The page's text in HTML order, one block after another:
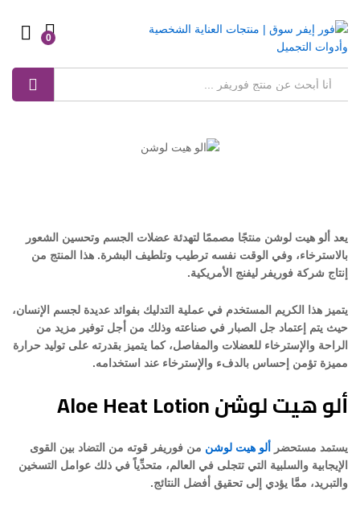
0
يعد ألو هيت لوشن منتجًا مصممًا لتهدئة عضلات الجسم وتحسين الشعور
بالاسترخاء، وفي الوقت نفسه ترطيب وتلطيف البشرة. هذا المنتج من
إنتاج شركة فوريفر ليفنج الأمريكية.
يتميز هذا الكريم المستخدم في عملية التدليك بفوائد عديدة لجسم الإنسان،
حيث يتم إعتماد جل الصبار في صناعته وذلك من أجل توفير مزيد من
الراحة والإسترخاء للعضلات والمفاصل، كما يتميز بقدرته على توليد حرارة
مميزة تؤمن إحساس بالدفء والإسترخاء عند استخدامه.
ألو هيت لوشن Aloe Heat Lotion
يستمد مستحضر ألو هيت لوشن من فوريفر قوته من التضاد بين القوى
الإيجابية والسلبية التي تتجلى في العالم، متحدِّياً في ذلك عوامل التسخين
والتبريد، ممَّا يؤدي إلى تحقيق أفضل النتائج.